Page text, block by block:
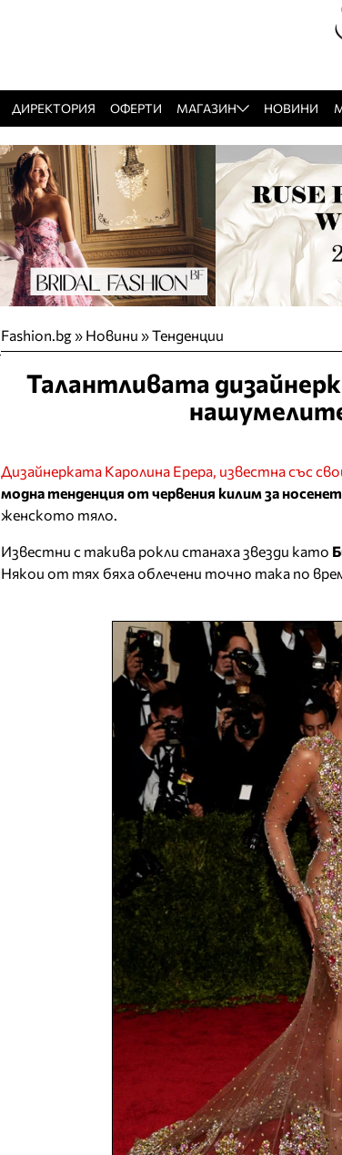
ДИРЕКТОРИЯ ОФЕРТИ МАГАЗИН НОВИНИ
Fashion.bg» Новини »Тенденции
Талантливата
Дизайнерката Каролина Ерера, известна със
модна тенденция от червения килим за
женското тяло.
Известни с такива рокли станаха звезди като
Някои от тях бяха облечени точно така по